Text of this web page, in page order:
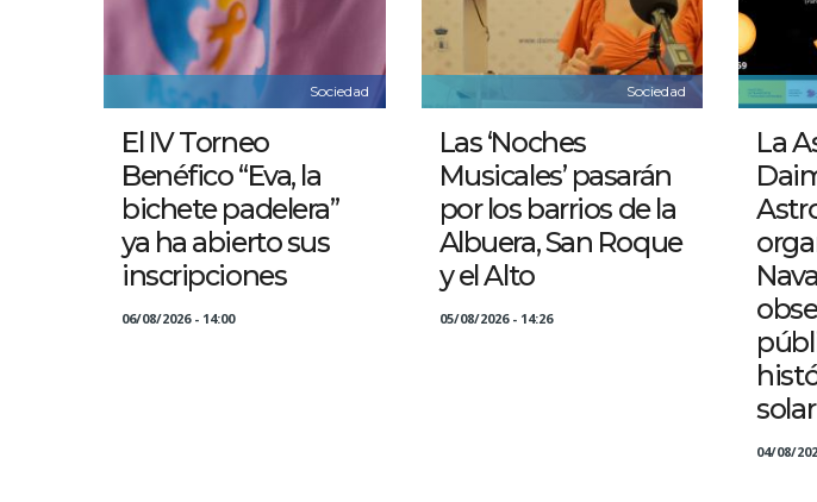
Sociedad
El IV Torneo
Benéfico “Eva, la
bichete padelera”
ya ha abierto sus
inscripciones
06/08/2026 - 14:00
Sociedad
Las ‘Noches
Musicales’ pasarán
por los barrios de la
Albuera, San Roque
y el Alto
05/08/2026 - 14:26
La
solar
04/08/